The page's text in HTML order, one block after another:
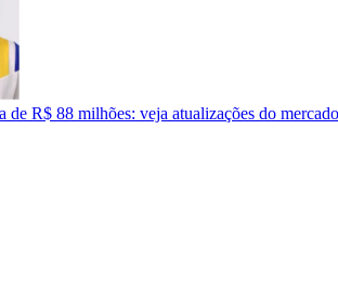
de R$ 88 milhões: veja atualizações do